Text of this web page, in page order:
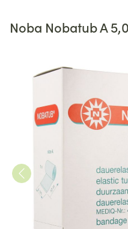
Noba Nobatub A